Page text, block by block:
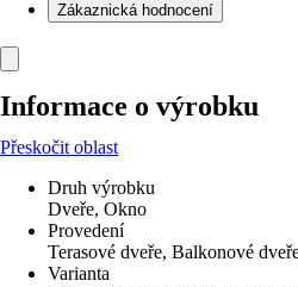
Zákaznická hodnocení
Informace o výrobku
Přeskočit oblast
Druh výrobku
Dveře, Okno
Provedení
Terasové dveře, Balkonové
Varianta